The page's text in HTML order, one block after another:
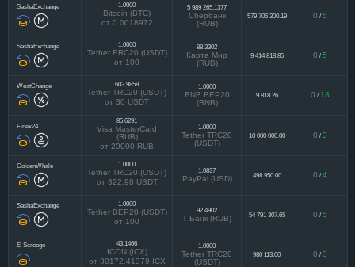
SashaExchange 1.0000
Bitcoin (BTC)
от 0.0018972
5 989 265.1377
Сбербанк
(RUB)
579 706 300.19 0 / 5
SashaExchange 1.0000
Tether ERC20 (USDT)
от 100
88.3302
Карта Мир
(RUB)
9 414 818.85 0 / 5
WestChange 603.9858
Tether TRC20 (USDT)
от 30 USDT
1.0000
BNB BEP20
(BNB)
9 818.26 0 / 18
Finex24
85.6291
Visa MasterCard
(RUB)
от 20000 RUB
1.0000
Tether TRC20
(USDT)
10 000 000.00 0 / 3
GoldenWhale 1.0000
Tether TRC20 (USDT)
от 322.98 USDT
1.0837
PayPal (USD) 498 950.00 0 / 4
SashaExchange 1.0000
Tether BEP20 (USDT)
от 100
92.4902
Т-Банк (RUB) 54 791 307.65 0 / 5
E-Scrooge 43.1466
ICON (ICX)
от 30172.41379 ICX
1.0000
Tether TRC20
(USDT)
980 113.00 0 / 3